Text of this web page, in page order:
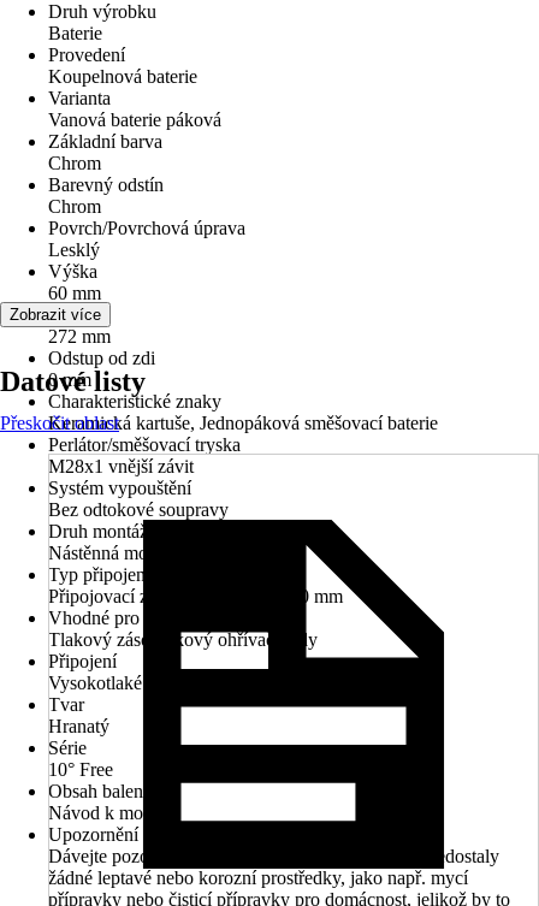
Druh výrobku
Baterie
Provedení
Koupelnová baterie
Varianta
Vanová baterie páková
Základní barva
Chrom
Barevný odstín
Chrom
Povrch/Povrchová úprava
Lesklý
Výška
60 mm
Šířka
272 mm
Odstup od zdi
0 mm
Charakteristické znaky
Keramická kartuše, Jednopáková směšovací baterie
Perlátor/směšovací tryska
M28x1 vnější závit
Systém vypouštění
Bez odtokové soupravy
Druh montáže
Nástěnná montáž
Typ připojení
Připojovací závit 1/2", Rozteč 150 mm
Vhodné pro
Tlakový zásobníkový ohřívač vody
Připojení
Vysokotlaké - tlakové
Tvar
Hranatý
Série
10° Free
Obsah balení
Návod k montáži
Upozornění
Dávejte pozor na to, aby se na připojovací hadice nedostaly
žádné leptavé nebo korozní prostředky, jako např. mycí
přípravky nebo čisticí přípravky pro domácnost, jelikož by to
Zobrazit více
Datové listy
Přeskočit oblast